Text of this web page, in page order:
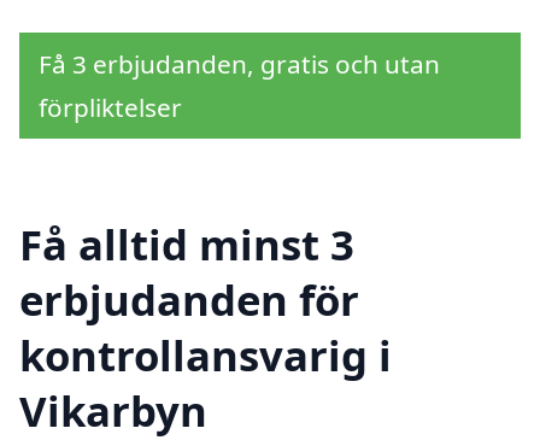
Få 3 erbjudanden, gratis och utan
förpliktelser
Få alltid minst 3
erbjudanden för
kontrollansvarig i
Vikarbyn